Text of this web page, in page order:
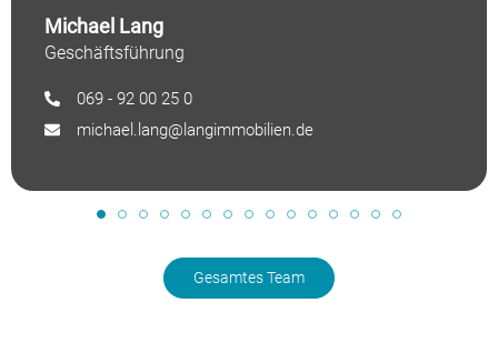
Michael Lang
Geschäftsführung
069 - 92 00 25 0
michael.lang@langimmobilien.de
Gesamtes Team